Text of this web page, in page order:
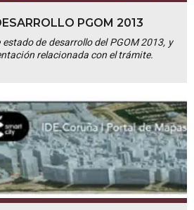
PGOM 2013
de desarrollo del PGOM 2013, y
relacionada con el trámite.